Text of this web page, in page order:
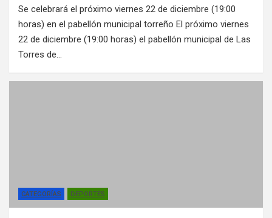
Se celebrará el próximo viernes 22 de diciembre (19:00
horas) en el pabellón municipal torreño El próximo viernes
22 de diciembre (19:00 horas) el pabellón municipal de Las
Torres de…
CATEGORÍAS DEPORTES